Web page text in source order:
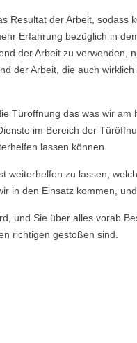
der Arbeit, sodass
Erfahrung bezüglich in
der Arbeit zu verwenden,
der Arbeit, die auch
Türöffnung das was wir
im Bereich der
lassen können.
zu lassen,
den Einsatz kommen,
und Sie über alles vorab
richtigen gestoßen sind.